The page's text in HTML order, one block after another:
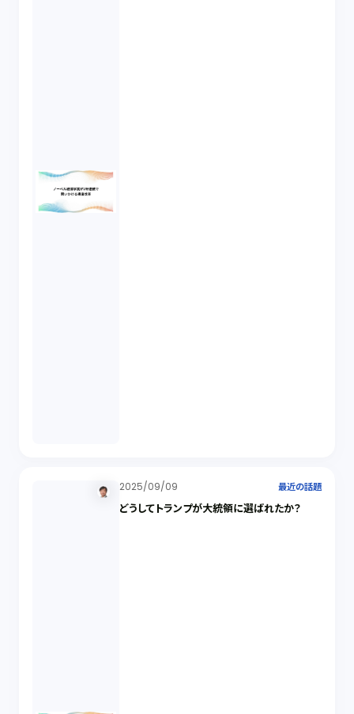
2025/09/09 最近の話題
どうしてトランプが大統領に選ばれたか？